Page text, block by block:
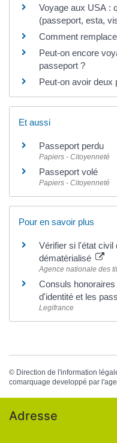
Voyage aux USA :
(passeport, esta,
Comment
Peut-on encore
passeport ?
Peut-on avoir deux
Et aussi
Passeport perdu
Papiers - Citoyenneté
Passeport volé
Papiers - Citoyenneté
Pour en savoir plus
Vérifier si l'état civil
dématérialisé
Agence nationale des
Consuls
d'identité et les
Legifrance
© Direction de l'information
comarquage developpé par l'
Adresse